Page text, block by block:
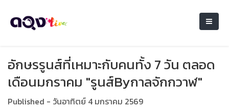
อักษรรูนส์ที่เหมาะกับคนทั้ง 7 วัน ตลอด
เดือนมกราคม "รูนส์Byกาลจักกวาฬ"
Published - วันอาทิตย์ 4 มกราคม 2569